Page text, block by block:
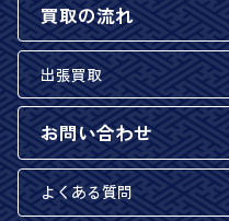
買取の流れ
出張買取
お問い合わせ
よくある質問